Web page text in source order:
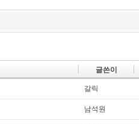
글쓴이
갈릭
남석원